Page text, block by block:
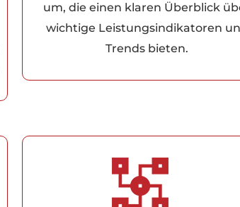
um, die einen klaren Überblick
wichtige Leistungsindikatoren
Trends bieten.